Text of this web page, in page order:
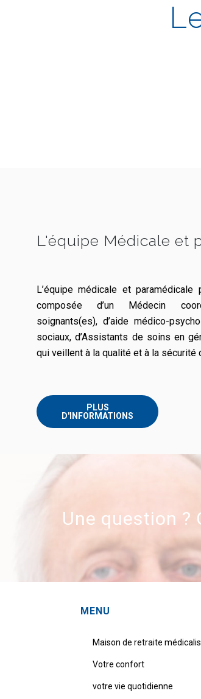
L'équipe Médicale et
L’équipe médicale et
composée d’un Médecin
soignants(es), d’aide médico-
sociaux, d’Assistants de soins en
qui veillent à la qualité et à la sécurité
PLUS
D'INFORMATIONS
Une question ?
MENU
Maison de retraite
Votre confort
votre vie quotidienne